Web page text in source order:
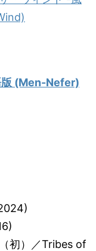
版 (Men-Nefer)
初）／Tribes of